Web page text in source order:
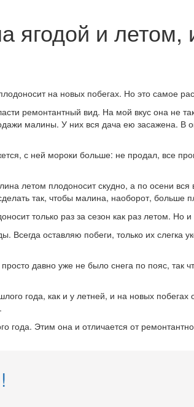
и летом,
на новых побегах. Но это самое
ремонтантный вид. На мой вкус она не
малины. У них вся дача ею засажена.
с ней мороки больше: не продал, все
летом плодоносит скудно, а по осени вся
так, чтобы малина, наоборот, больше
только раз за сезон как раз летом.
оставляю побеги, только их слегка
давно уже не было снега по пояс, так
года, как и у летней, и на новых
Этим она и отличается от